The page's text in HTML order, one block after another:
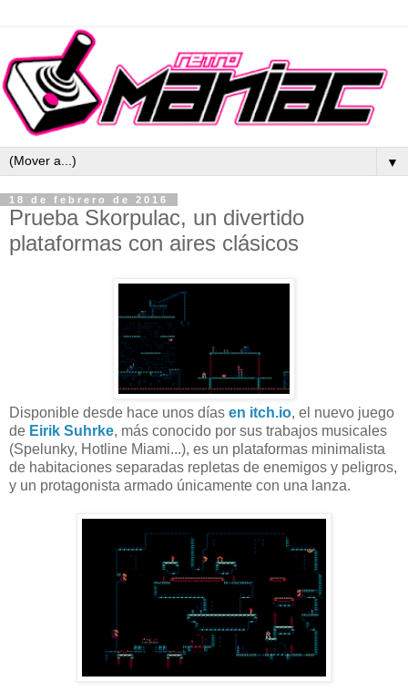
▼
18 de febrero de 2016
Prueba Skorpulac, un divertido
plataformas con aires clásicos
Disponible desde hace unos días en itch.io, el nuevo juego
de Eirik Suhrke, más conocido por sus trabajos musicales
(Spelunky, Hotline Miami...), es un plataformas minimalista
de habitaciones separadas repletas de enemigos y peligros,
y un protagonista armado únicamente con una lanza.